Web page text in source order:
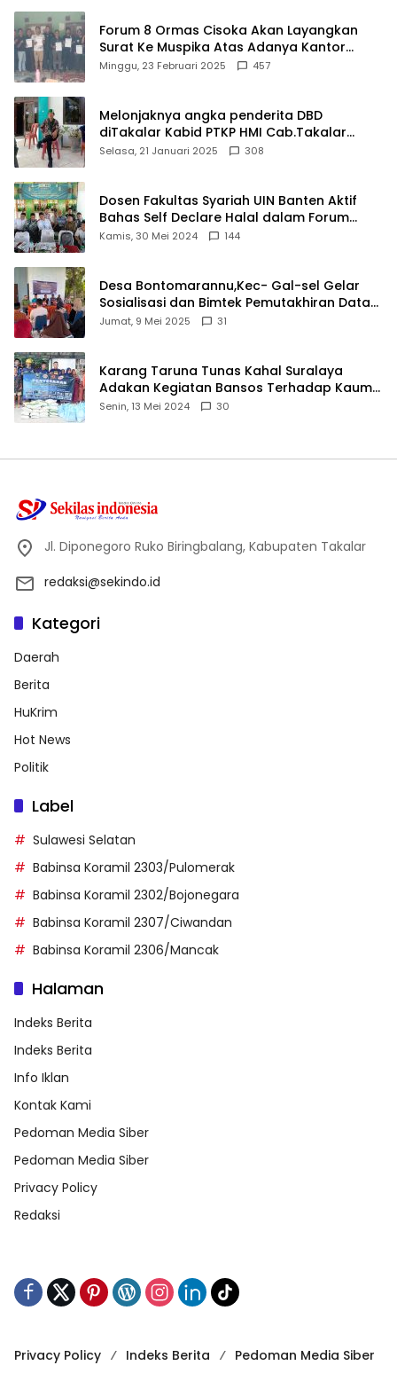
Forum 8 Ormas Cisoka Akan Layangkan
Surat Ke Muspika Atas Adanya Kantor
Matel di Cisoka
Minggu, 23 Februari 2025 457
Melonjaknya angka penderita DBD
diTakalar Kabid PTKP HMI Cab.Takalar
angkat bicara
Selasa, 21 Januari 2025 308
Dosen Fakultas Syariah UIN Banten Aktif
Bahas Self Declare Halal dalam Forum
Ijtima Ulama MUI
Kamis, 30 Mei 2024 144
Desa Bontomarannu,Kec- Gal-sel Gelar
Sosialisasi dan Bimtek Pemutakhiran Data
ID
Jumat, 9 Mei 2025 31
Karang Taruna Tunas Kahal Suralaya
Adakan Kegiatan Bansos Terhadap Kaum
Dhuafa dan Anak Yatim-Piatu
Senin, 13 Mei 2024 30
Jl. Diponegoro Ruko Biringbalang, Kabupaten Takalar
redaksi@sekindo.id
Kategori
Daerah
Berita
HuKrim
Hot News
Politik
Label
Sulawesi Selatan
Babinsa Koramil 2303/Pulomerak
Babinsa Koramil 2302/Bojonegara
Babinsa Koramil 2307/Ciwandan
Babinsa Koramil 2306/Mancak
Halaman
Indeks Berita
Indeks Berita
Info Iklan
Kontak Kami
Pedoman Media Siber
Pedoman Media Siber
Privacy Policy
Redaksi
Privacy Policy Indeks Berita
Pedoman Media Siber